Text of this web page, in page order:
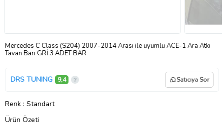
Mercedes C Class (S204) 2007-2014 Arası ile uyumlu ACE-1 Ara Atkı
Tavan Barı GRİ 3 ADET BAR
DRS TUNING 9,4 Satıcıya Sor
Renk : Standart
Ürün Özeti